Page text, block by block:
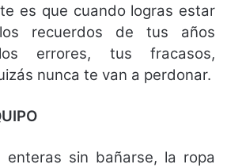
es que cuando logras estar
recuerdos de tus años
errores, tus fracasos,
nunca te van a perdonar.
enteras sin bañarse, la ropa